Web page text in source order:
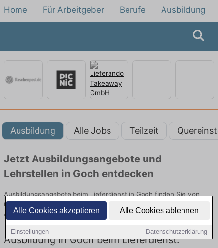
Alle Cookies akzeptieren Alle Cookies ablehnen
Einstellungen Datenschutzerklärung
Home Für Arbeitgeber Berufe Ausbildung
Ausbildung Alle Jobs Teilzeit
Jetzt Ausbildungsangebote und
Lehrstellen in Goch entdecken
Ausbildungsangebote beim Lieferdienst in Goch finden Sie von
namhaften Firmen. Entdecken Sie freie Optionen von Top-
Arbeitgebern und bewerben Sie sich noch heute.
Ausbildung in Goch beim Lieferdienst: